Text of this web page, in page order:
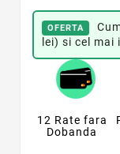
OFERTA
lei) si cel
12 Rate fara
Dobanda